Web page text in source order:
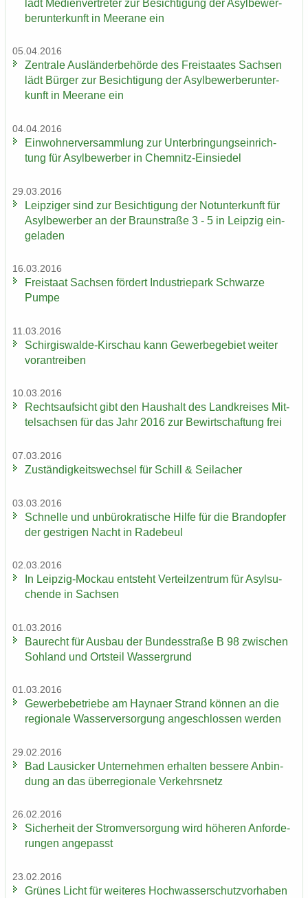
lädt Me­di­en­ver­tre­ter zur Be­sich­ti­gung der Asyl­be­wer­
ber­un­ter­kunft in Meer­a­ne ein
05.04.2016
Zen­tra­le Aus­län­der­be­hör­de des Frei­staa­tes Sach­sen
lädt Bür­ger zur Be­sich­ti­gung der Asyl­be­wer­ber­un­ter­
kunft in Meer­a­ne ein
04.04.2016
Ein­woh­ner­ver­samm­lung zur Un­ter­brin­gungs­ein­rich­
tung für Asyl­be­wer­ber in Chemnitz-​Einsiedel
29.03.2016
Leip­zi­ger sind zur Be­sich­ti­gung der Not­un­ter­kunft für
Asyl­be­wer­ber an der Braun­stra­ße 3 - 5 in Leip­zig ein­
ge­la­den
16.03.2016
Frei­staat Sach­sen för­dert In­dus­trie­park Schwar­ze
Pumpe
11.03.2016
Schirgiswalde-​Kirschau kann Ge­wer­be­ge­biet wei­ter
vor­an­trei­ben
10.03.2016
Rechts­auf­sicht gibt den Haus­halt des Land­krei­ses Mit­
tel­sach­sen für das Jahr 2016 zur Be­wirt­schaf­tung frei
07.03.2016
Zu­stän­dig­keits­wech­sel für Schill & Seil­a­cher
03.03.2016
Schnel­le und un­bü­ro­kra­ti­sche Hilfe für die Brand­op­fer
der gest­ri­gen Nacht in Ra­de­beul
02.03.2016
In Leipzig-​Mockau ent­steht Ver­teil­zen­trum für Asyl­su­
chen­de in Sach­sen
01.03.2016
Bau­recht für Aus­bau der Bun­des­stra­ße B 98 zwi­schen
Soh­land und Orts­teil Was­ser­grund
01.03.2016
Ge­wer­be­be­trie­be am Hay­na­er Strand kön­nen an die
re­gio­na­le Was­ser­ver­sor­gung an­ge­schlos­sen wer­den
29.02.2016
Bad Lau­si­cker Un­ter­neh­men er­hal­ten bes­se­re An­bin­
dung an das über­re­gio­na­le Ver­kehrs­netz
26.02.2016
Si­cher­heit der Strom­ver­sor­gung wird hö­he­ren An­for­de­
run­gen an­ge­passt
23.02.2016
Grü­nes Licht für wei­te­res Hoch­was­ser­schutz­vor­ha­ben